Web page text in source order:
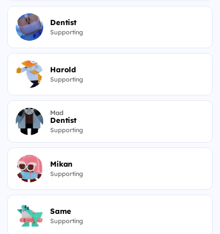
Dentist
Supporting
Harold
Supporting
Mad
Dentist
Supporting
Mikan
Supporting
Same
Supporting